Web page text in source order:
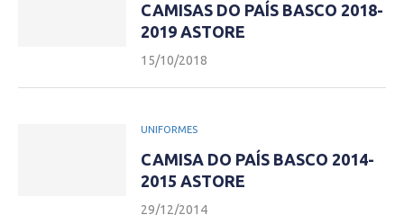
CAMISAS DO PAÍS BASCO 2018-
2019 ASTORE
15/10/2018
UNIFORMES
CAMISA DO PAÍS BASCO 2014-
2015 ASTORE
29/12/2014